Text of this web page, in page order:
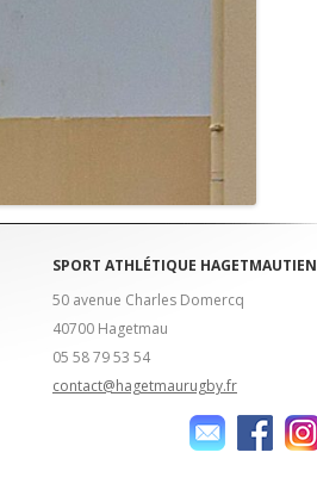
SPORT ATHLÉTIQUE HAGETMAUTIEN
50 avenue Charles Domercq
40700 Hagetmau
05 58 79 53 54
contact@hagetmaurugby.fr